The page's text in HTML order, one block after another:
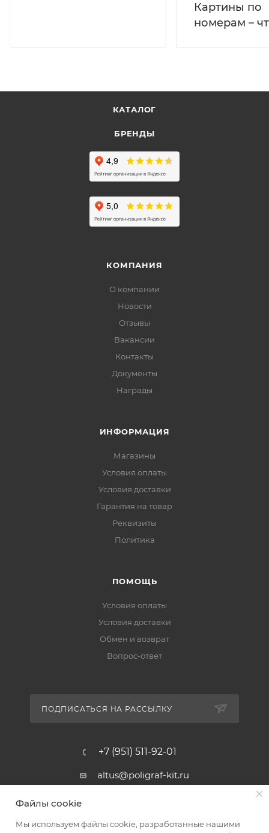
Картины по
номерам –
КАТАЛОГ
БРЕНДЫ
КОМПАНИЯ
О компании
Новости
Отзывы
Вакансии
Контакты
Документы
Награды
ИНФОРМАЦИЯ
Магазины
Условия оплаты
Условия доставки
Гарантия на товар
Реквизиты
Политика
ПОМОЩЬ
Условия оплаты
Условия доставки
Обмен и возврат
Вопрос-ответ
ПОДПИСАТЬСЯ НА РАССЫЛКУ
+7 (951) 511-92-01
altus@poligraf-kit.ru
Магазин-склад ТЦ "Альтус"
пос. Янтарный, Малое Зеленое
Файлы cookie
Мы используем файлы cookie, разработанные нашими